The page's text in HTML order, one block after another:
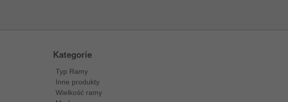
Kategorie
Typ Ramy
Inne produkty
Wielkość ramy